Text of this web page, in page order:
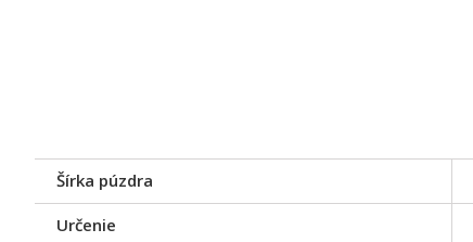
Šírka púzdra
Určenie